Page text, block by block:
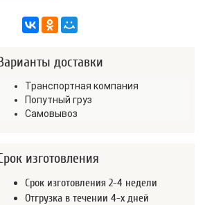
доставки
Транспортная компания
Попутный груз
Самовывоз
изготовления
Срок изготовления 2-4 недели
Отгрузка в течении 4-х дней